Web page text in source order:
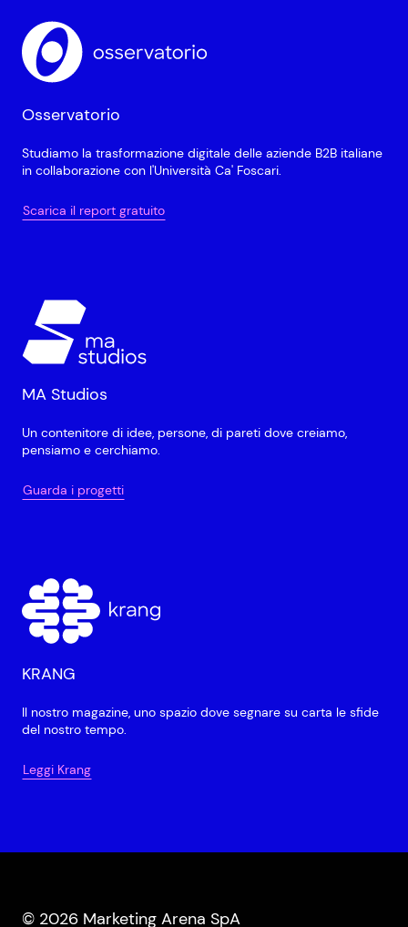
Osservatorio
Studiamo la trasformazione digitale delle aziende B2B italiane
in collaborazione con l'Università Ca' Foscari.
Scarica il report gratuito
MA Studios
Un contenitore di idee, persone, di pareti dove creiamo,
pensiamo e cerchiamo.
Guarda i progetti
KRANG
Il nostro magazine, uno spazio dove segnare su carta le sfide
del nostro tempo.
Leggi Krang
© 2026 Marketing Arena SpA